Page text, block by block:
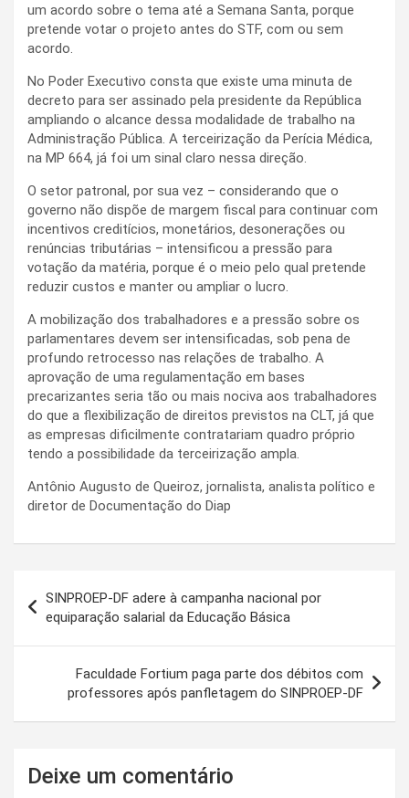
um acordo sobre o tema até a Semana Santa, porque
pretende votar o projeto antes do STF, com ou sem
acordo.
No Poder Executivo consta que existe uma minuta de
decreto para ser assinado pela presidente da República
ampliando o alcance dessa modalidade de trabalho na
Administração Pública. A terceirização da Perícia Médica,
na MP 664, já foi um sinal claro nessa direção.
O setor patronal, por sua vez – considerando que o
governo não dispõe de margem fiscal para continuar com
incentivos creditícios, monetários, desonerações ou
renúncias tributárias – intensificou a pressão para
votação da matéria, porque é o meio pelo qual pretende
reduzir custos e manter ou ampliar o lucro.
A mobilização dos trabalhadores e a pressão sobre os
parlamentares devem ser intensificadas, sob pena de
profundo retrocesso nas relações de trabalho. A
aprovação de uma regulamentação em bases
precarizantes seria tão ou mais nociva aos trabalhadores
do que a flexibilização de direitos previstos na CLT, já que
as empresas dificilmente contratariam quadro próprio
tendo a possibilidade da terceirização ampla.
Antônio Augusto de Queiroz, jornalista, analista político e
diretor de Documentação do Diap
de
Post
SINPROEP-DF adere à campanha nacional por
equiparação salarial da Educação Básica
Faculdade Fortium paga parte dos débitos com
professores após panfletagem do SINPROEP-DF
Deixe um comentário